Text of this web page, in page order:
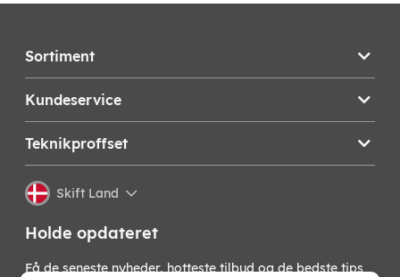
Sortiment
Kundeservice
Teknikproffset
Skift Land
Holde opdateret
Få de seneste nyheder, hotteste tilbud og de bedste tips